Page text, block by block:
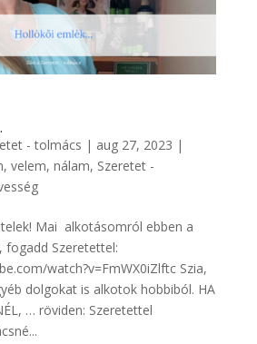
- tolmács | aug 27, 2023 |
velem, nálam, Szeretet -
Mai alkotásomról ebben a
fogadd Szeretettel:
watch?v=FmWX0iZlftc Szia,
dolgokat is alkotok hobbiból. HA
… röviden: Szeretettel